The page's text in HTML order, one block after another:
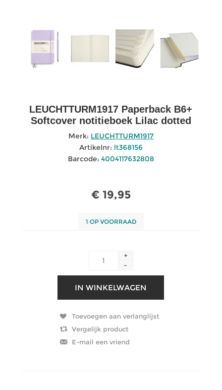
LEUCHTTURM1917 Paperback B6+
Softcover notitieboek Lilac dotted
Merk: LEUCHTTURM1917
Artikelnr: lt368156
Barcode: 4004117632808
€ 19,95
1 OP VOORRAAD
+
-